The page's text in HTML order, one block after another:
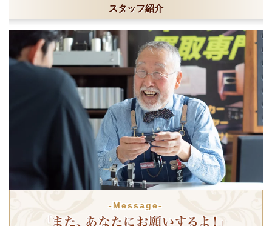
スタッフ紹介
-Message-